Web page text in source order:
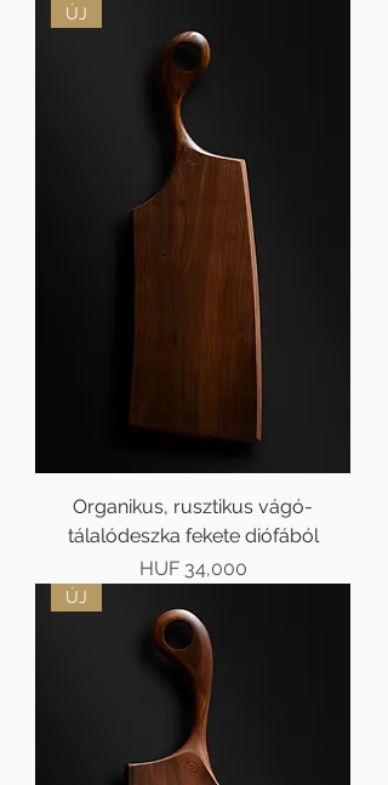
ÚJ
Organikus, rusztikus vágó-
tálalódeszka fekete diófából
Price
HUF 34,000
ÚJ